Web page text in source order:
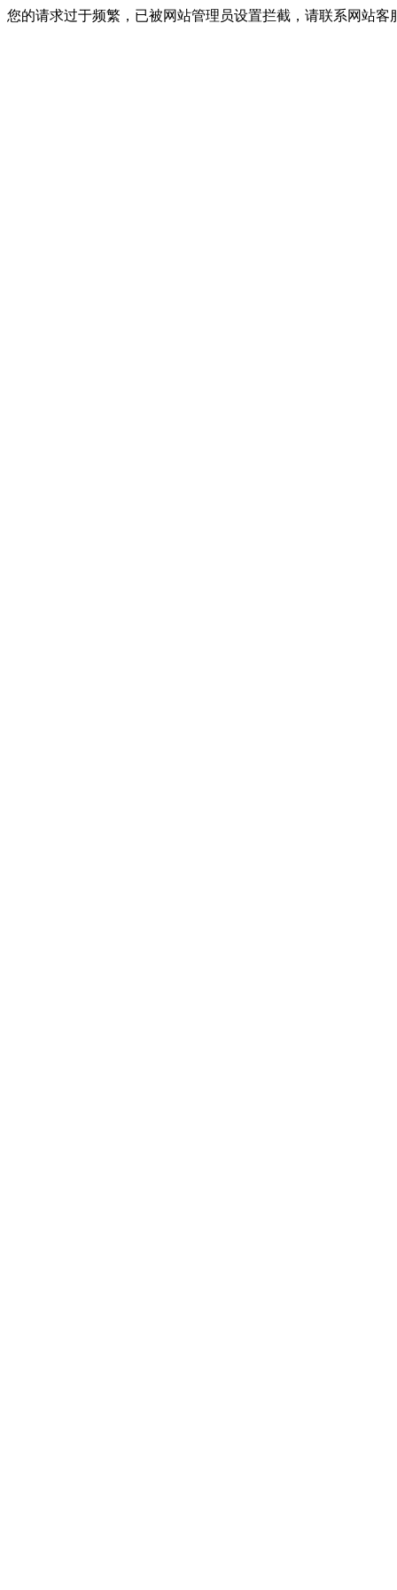
您的请求过于频繁，已被网站管理员设置拦截，请联系网站客